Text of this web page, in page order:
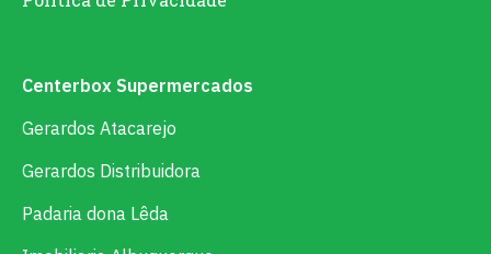
Centerbox Supermercados
Gerardos Atacarejo
Gerardos Distribuidora
Padaria dona Lêda